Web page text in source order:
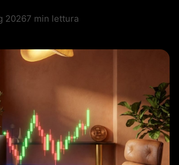
20267 min lettura